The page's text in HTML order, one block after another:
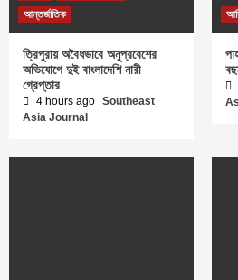
আন্তর্জাতিক
ত্রিপুরায় অবৈধভাবে অনুপ্রবেশের
অভিযোগে দুই বাংলাদেশি নারী
গ্রেপ্তার
4 hours ago Southeast
Asia Journal